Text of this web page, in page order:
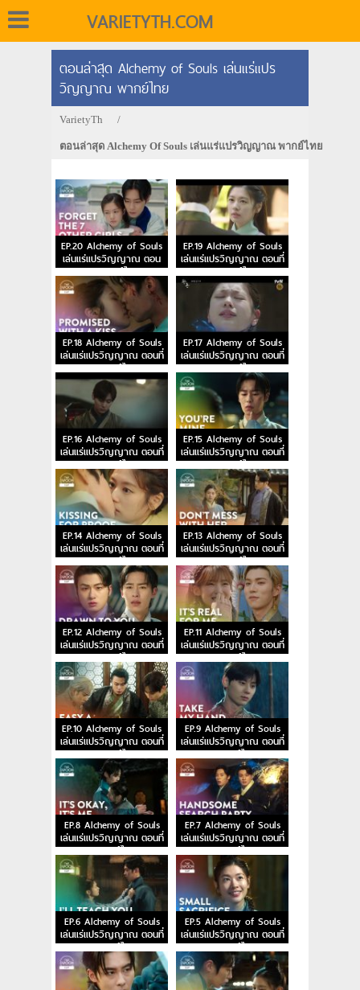
VARIETYTH.COM
ตอนล่าสุด Alchemy of Souls เล่นแร่แปร
วิญญาณ พากย์ไทย
VarietyTh /
ตอนล่าสุด Alchemy Of Souls เล่นแร่แปรวิญญาณ พากย์ไทย
EP.20 Alchemy of Souls
เล่นแร่แปรวิญญาณ ตอน
จบ พากย์ไทย
EP.19 Alchemy of Souls
เล่นแร่แปรวิญญาณ ตอนที่
19 พากย์ไทย
EP.18 Alchemy of Souls
เล่นแร่แปรวิญญาณ ตอนที่
18 พากย์ไทย
EP.17 Alchemy of Souls
เล่นแร่แปรวิญญาณ ตอนที่
17 พากย์ไทย
EP.16 Alchemy of Souls
เล่นแร่แปรวิญญาณ ตอนที่
16 พากย์ไทย
EP.15 Alchemy of Souls
เล่นแร่แปรวิญญาณ ตอนที่
15 พากย์ไทย
EP.14 Alchemy of Souls
เล่นแร่แปรวิญญาณ ตอนที่
14 พากย์ไทย
EP.13 Alchemy of Souls
เล่นแร่แปรวิญญาณ ตอนที่
13 พากย์ไทย
EP.12 Alchemy of Souls
เล่นแร่แปรวิญญาณ ตอนที่
12 พากย์ไทย
EP.11 Alchemy of Souls
เล่นแร่แปรวิญญาณ ตอนที่
11 พากย์ไทย
EP.10 Alchemy of Souls
เล่นแร่แปรวิญญาณ ตอนที่
10 พากย์ไทย
EP.9 Alchemy of Souls
เล่นแร่แปรวิญญาณ ตอนที่
9 พากย์ไทย
EP.8 Alchemy of Souls
เล่นแร่แปรวิญญาณ ตอนที่
8 พากย์ไทย
EP.7 Alchemy of Souls
เล่นแร่แปรวิญญาณ ตอนที่
7 พากย์ไทย
EP.6 Alchemy of Souls
เล่นแร่แปรวิญญาณ ตอนที่
6 พากย์ไทย
EP.5 Alchemy of Souls
เล่นแร่แปรวิญญาณ ตอนที่
5 พากย์ไทย